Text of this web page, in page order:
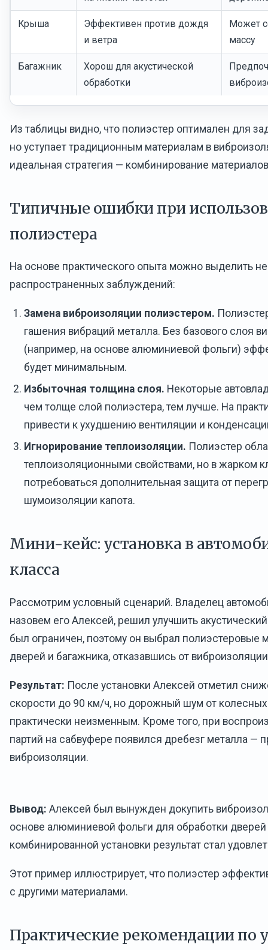
Крыша
Эффективен против дождя
и ветра
Может
массу
Багажник
Хорош для акустической
обработки
Из таблицы видно, что полиэстер оптимален для
но уступает традиционным материалам в
идеальная стратегия — комбинирование
Типичные ошибки при
полиэстера
На основе практического опыта можно выделить
распространенных заблуждений:
Замена виброизоляции полиэстером.
гашения вибраций металла. Без базового слоя
(например, на основе алюминиевой фольги)
будет минимальным.
Избыточная толщина слоя. Некоторые
чем толще слой полиэстера, тем лучше. На
привести к ухудшению вентиляции и
Игнорирование теплоизоляции. Полиэстер
теплоизоляционными свойствами, но в жарком
потребоваться дополнительная защита от
шумоизоляции капота.
Мини-кейс: установка в
класса
Рассмотрим условный сценарий. Владелец
назовем его Алексей, решил улучшить
был ограничен, поэтому он выбрал полиэстеровые
дверей и багажника, отказавшись от
Результат: После установки Алексей отметил
скорости до 90 км/ч, но дорожный шум от колесных
практически неизменным. Кроме того, при
партий на сабвуфере появился дребезг металла —
виброизоляции.
Вывод: Алексей был вынужден докупить
основе алюминиевой фольги для обработки
комбинированной установки результат стал
Этот пример иллюстрирует, что полиэстер
с другими материалами.
Практические рекомендации по